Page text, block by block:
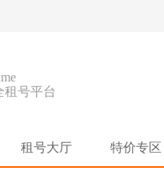
租号平台
租号大厅 特价专区